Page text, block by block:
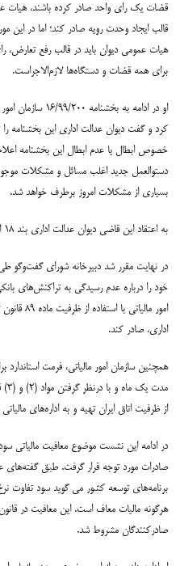
قضات یک رای واحد صادر کرده باشند، هیات
قالب ایجاد وحدت رویه صادر کند؛ اما در
هیات عمومی دیوان باید در قالب رفع تعارض،
برای همه قضات و دستگاه‌ها لازم‌الاجراست.
او در ادامه به
کرد و گفت دیوان عدالت اداری این بخشنامه
خصوص ابطال یا عدم ابطال این بخشنامه
دستوالعمل جدید اغلب مسائل و مشکلات
بسیاری از مشکلات امروز برطرف خواهد شد.
به اعتقاد این قاضی دیوان عدالت اداری بند ۱۸ این دستورالعمل نقطه قوت آن است.
در نهایت مقرر شد دبیرخانه شورای گفت‌وگو
امور
اداری، صادر کند.
از ظرفیت اتاق ایران تهیه و به اداره‌های
در ادامه این نشست موضوع معافیت مالیاتی
برنامه‌های توسعه کشور می گوید سود تفاوت
صادرکنندگان مشروط شد.